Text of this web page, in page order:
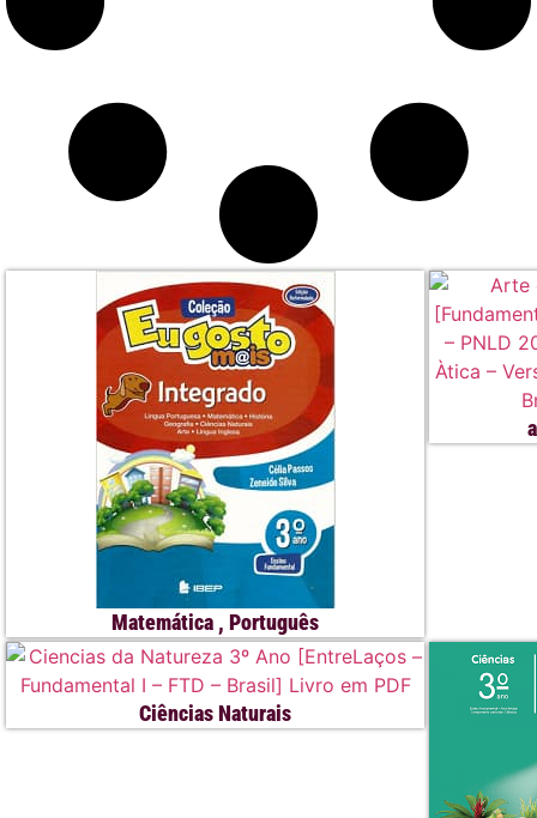
Matemática , Português
Ciências Naturais